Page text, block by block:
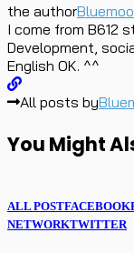
the author
I come from B612
Development,
English OK. ^^
All posts by
You Might
ALL POSTFACEBOOK
NETWORKTWITTER